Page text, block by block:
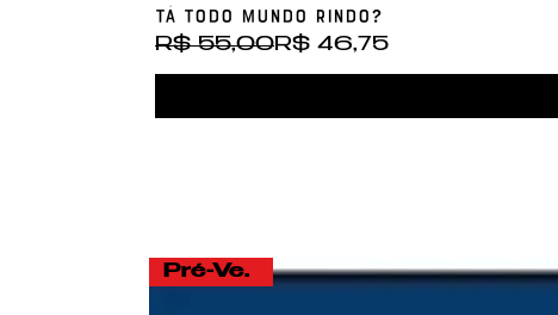
Tá Todo Mundo Rindo?
Preço normal
R$ 55,00
Preço promocional
R$ 46,75
Pré-Venda